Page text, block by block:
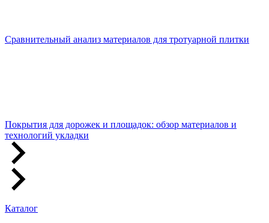
Сравнительный анализ материалов для тротуарной плитки
Покрытия для дорожек и площадок: обзор материалов и
технологий укладки
Каталог